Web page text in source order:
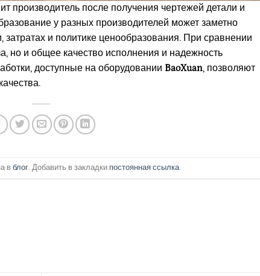
производитель после получения чертежей детали и
у разных производителей может заметно
затратах и политике ценообразования. При сравнении
но и общее качество исполнения и надежность
доступные на оборудовании BaoXuan, позволяют
в блог. Добавить в закладки постоянная ссылка.